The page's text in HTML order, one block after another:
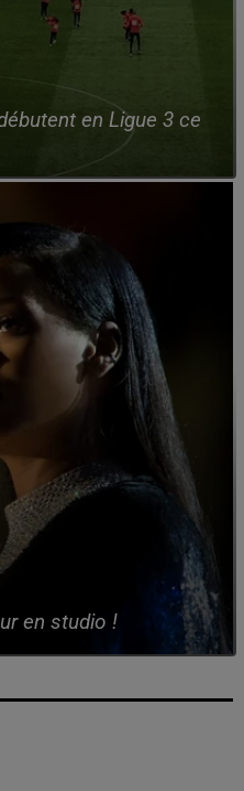
en Ligue 3 ce
en studio !